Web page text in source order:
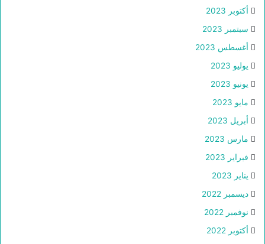
أكتوبر 2023
سبتمبر 2023
أغسطس 2023
يوليو 2023
يونيو 2023
مايو 2023
أبريل 2023
مارس 2023
فبراير 2023
يناير 2023
ديسمبر 2022
نوفمبر 2022
أكتوبر 2022